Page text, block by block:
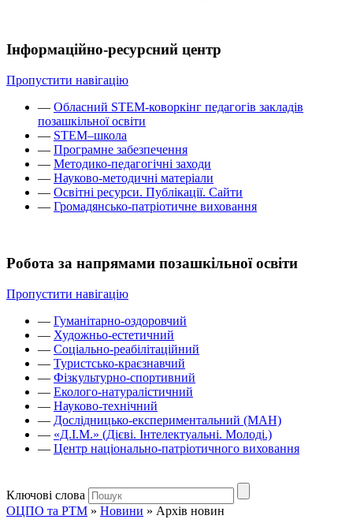
Інформаційно-ресурсний центр
Пропустити навігацію
— Обласний STEM-коворкінг педагогів закладів
позашкільної освіти
— STEM–школа
— Програмне забезпечення
— Методико-педагогічні заходи
— Науково-методичні матеріали
— Освітні ресурси. Публікації. Сайти
— Громадянсько-патріотичне виховання
Робота за напрямами позашкільної освіти
Пропустити навігацію
— Гуманітарно-оздоровчий
— Художньо-естетичний
— Соціально-реабілітаційний
— Туристсько-краєзнавчий
— Фізкультурно-спортивний
— Еколого-натуралістичний
— Науково-технічний
— Дослідницько-експериментальний (МАН)
— «Д.І.М.» (Дієві. Інтелектуальні. Молоді.)
— Центр національно-патріотичного виховання
Ключові слова
ОЦПО та РТМ » Новини » Архів новин